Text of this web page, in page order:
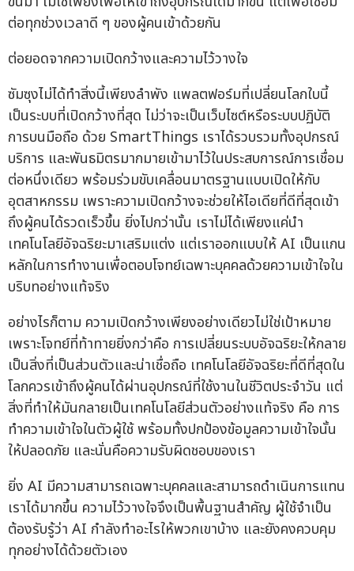
ต่อทุกช่วงเวลาดี ๆ ของผู้คนเข้าด้วยกัน
ต่อยอดจากความเปิดกว้างและความไว้วางใจ
ซัมซุงไม่ได้ทำสิ่งนี้เพียงลำพัง แพลตฟอร์มที่เปลี่ยนโลกใบนี้
เป็นระบบที่เปิดกว้างที่สุด ไม่ว่าจะเป็นเว็บไซต์หรือระบบปฏิบัติ
การบนมือถือ ด้วย SmartThings เราได้รวบรวมทั้งอุปกรณ์
บริการ และพันธมิตรมากมายเข้ามาไว้ในประสบการณ์การเชื่อม
ต่อหนึ่งเดียว พร้อมร่วมขับเคลื่อนมาตรฐานแบบเปิดให้กับ
อุตสาหกรรม เพราะความเปิดกว้างจะช่วยให้ไอเดียที่ดีที่สุดเข้า
ถึงผู้คนได้รวดเร็วขึ้น ยิ่งไปกว่านั้น เราไม่ได้เพียงแค่นำ
เทคโนโลยีอัจฉริยะมาเสริมแต่ง แต่เราออกแบบให้ AI เป็นแกน
หลักในการทำงานเพื่อตอบโจทย์เฉพาะบุคคลด้วยความเข้าใจใน
บริบทอย่างแท้จริง
อย่างไรก็ตาม ความเปิดกว้างเพียงอย่างเดียวไม่ใช่เป้าหมาย
เพราะโจทย์ที่ท้าทายยิ่งกว่าคือ การเปลี่ยนระบบอัจฉริยะให้กลาย
เป็นสิ่งที่เป็นส่วนตัวและน่าเชื่อถือ เทคโนโลยีอัจฉริยะที่ดีที่สุดใน
โลกควรเข้าถึงผู้คนได้ผ่านอุปกรณ์ที่ใช้งานในชีวิตประจำวัน แต่
สิ่งที่ทำให้มันกลายเป็นเทคโนโลยีส่วนตัวอย่างแท้จริง คือ การ
ทำความเข้าใจในตัวผู้ใช้ พร้อมทั้งปกป้องข้อมูลความเข้าใจนั้น
ให้ปลอดภัย และนั่นคือความรับผิดชอบของเรา
ยิ่ง AI มีความสามารถเฉพาะบุคคลและสามารถดำเนินการแทน
เราได้มากขึ้น ความไว้วางใจจึงเป็นพื้นฐานสำคัญ ผู้ใช้จำเป็น
ต้องรับรู้ว่า AI กำลังทำอะไรให้พวกเขาบ้าง และยังคงควบคุม
ทุกอย่างได้ด้วยตัวเอง